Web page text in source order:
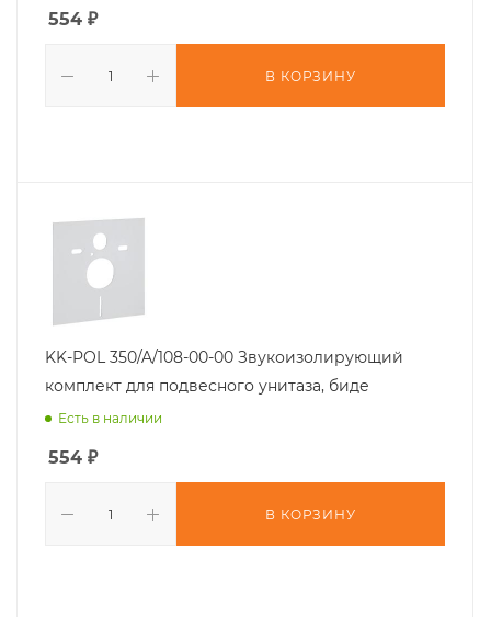
554 ₽
В КОРЗИНУ
KK-POL 350/A/108-00-00 Звукоизолирующий
комплект для подвесного унитаза, биде
Есть в наличии
554 ₽
В КОРЗИНУ